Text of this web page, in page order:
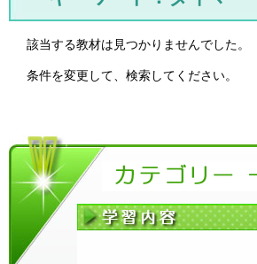
該当する教材は見つかりませんでした。
条件を変更して、検索してください。